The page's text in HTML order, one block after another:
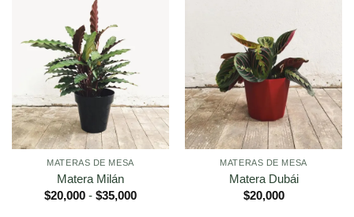
MATERAS DE MESA
Matera Milán
$20,000 - $35,000Rango
MATERAS DE MESA
Matera Dubái
$20,000